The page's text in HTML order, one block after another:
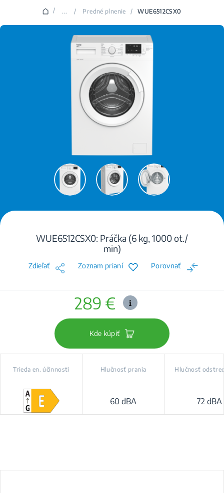
/ ... / Predné plnenie / WUE6512CSX0
WUE6512CSX0: Práčka (6 kg, 1000 ot./
min)
Zdieľať Zoznam prianí Porovnať
289 €
Kde kúpiť
Trieda en. účinnosti Hlučnosť prania
60 dBA
Hlučnosť
72 dBA